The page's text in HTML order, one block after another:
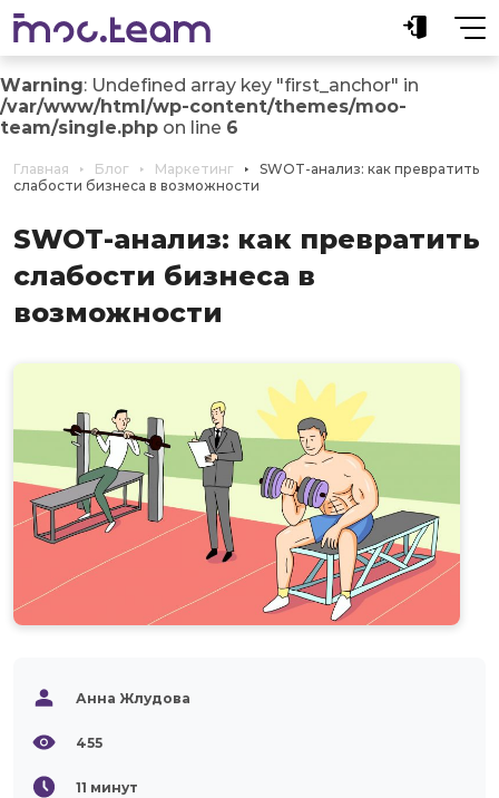
Warning: Undefined array key "first_anchor" in
/var/www/html/wp-content/themes/moo-
team/single.php on line 6
Главная Блог Маркетинг
SWOT-анализ: как превратить
слабости бизнеса в возможности
SWOT-анализ: как превратить
слабости бизнеса в
возможности
Анна Жлудова
455
11 минут